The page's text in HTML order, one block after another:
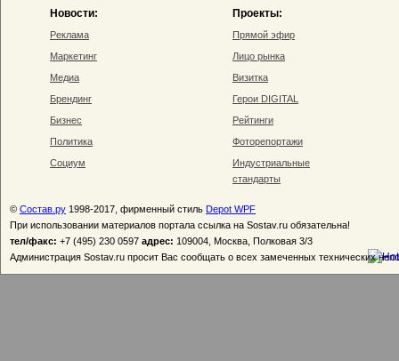
Новости:
Реклама
Маркетинг
Медиа
Брендинг
Бизнес
Политика
Социум
Проекты:
Прямой эфир
Лицо рынка
Визитка
Герои DIGITAL
Рейтинги
Фоторепортажи
Индустриальные
стандарты
© Состав.ру 1998-2017, фирменный стиль Depot WPF
При использовании материалов портала ссылка на Sostav.ru обязательна!
тел/факс: +7 (495) 230 0597 адрес: 109004, Москва, Полковая 3/3
Администрация Sostav.ru просит Вас сообщать о всех замеченных технических